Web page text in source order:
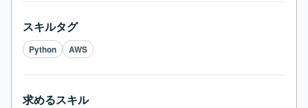
スキルタグ
Python AWS
求めるスキル